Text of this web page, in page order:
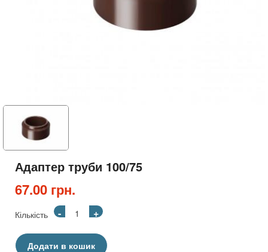
Адаптер труби 100/75
67.00 грн.
Кількість - +
Додати в кошик